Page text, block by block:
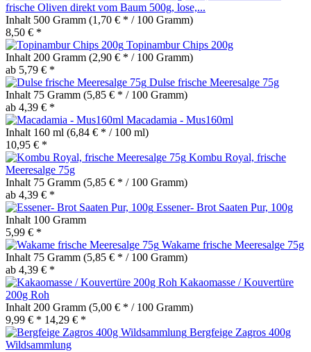
frische Oliven direkt vom Baum 500g, lose,...
Inhalt 500 Gramm (1,70 € * / 100 Gramm)
8,50 € *
Topinambur Chips 200g
Inhalt 200 Gramm (2,90 € * / 100 Gramm)
ab 5,79 € *
Dulse frische Meeresalge 75g
Inhalt 75 Gramm (5,85 € * / 100 Gramm)
ab 4,39 € *
Macadamia - Mus160ml
Inhalt 160 ml (6,84 € * / 100 ml)
10,95 € *
Kombu Royal, frische
Meeresalge 75g
Inhalt 75 Gramm (5,85 € * / 100 Gramm)
ab 4,39 € *
Essener- Brot Saaten Pur, 100g
Inhalt 100 Gramm
5,99 € *
Wakame frische Meeresalge 75g
Inhalt 75 Gramm (5,85 € * / 100 Gramm)
ab 4,39 € *
Kakaomasse / Kouvertüre
200g Roh
Inhalt 200 Gramm (5,00 € * / 100 Gramm)
9,99 € * 14,29 € *
Bergfeige Zagros 400g
Wildsammlung